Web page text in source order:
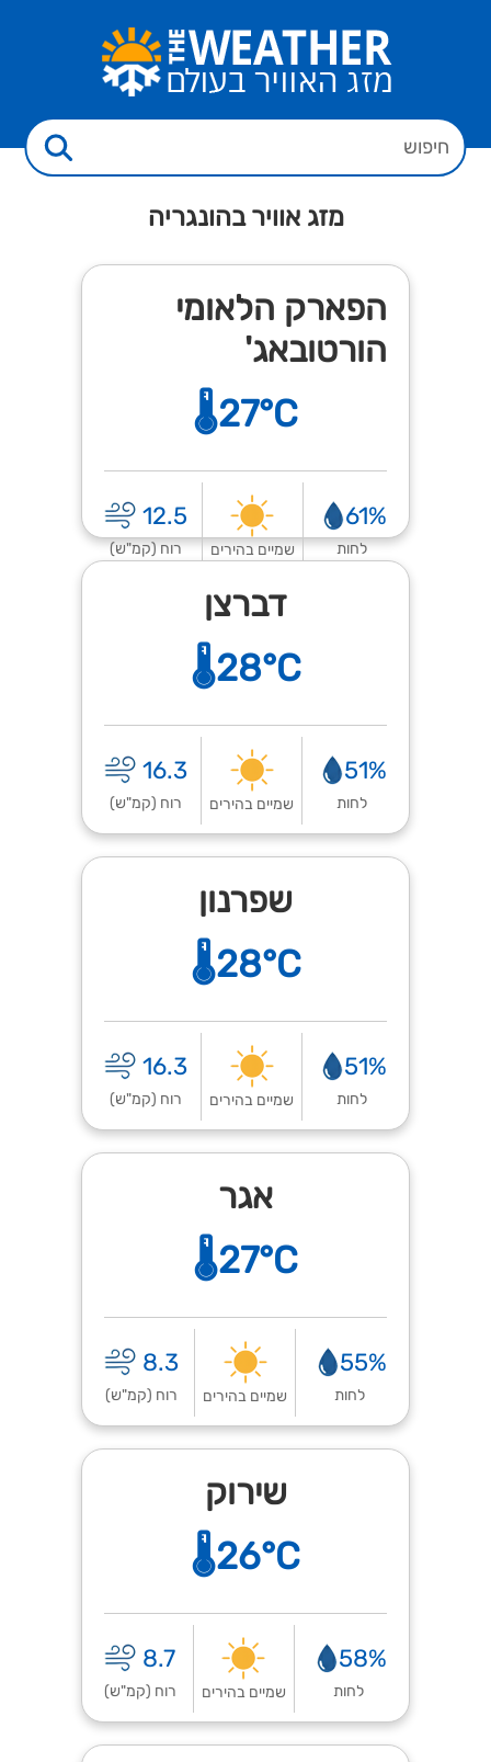
מזג אוויר בהונגריה
הפארק הלאומי
הורטובאג'
🌡️27°C
61%
לחות שמיים בהירים
12.5
רוח (קמ"ש)
דברצן
🌡️28°C
51%
לחות שמיים בהירים
16.3
רוח (קמ"ש)
שפרנון
🌡️28°C
51%
לחות שמיים בהירים
16.3
רוח (קמ"ש)
אגר
🌡️27°C
55%
לחות שמיים בהירים
8.3
רוח (קמ"ש)
שירוק
🌡️26°C
58%
לחות שמיים בהירים
8.7
רוח (קמ"ש)